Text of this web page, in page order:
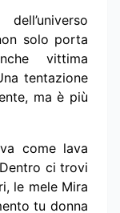
solo porta
vittima
tentazione
ma è più
come lava
ci trovi
le mele Mira
tu donna